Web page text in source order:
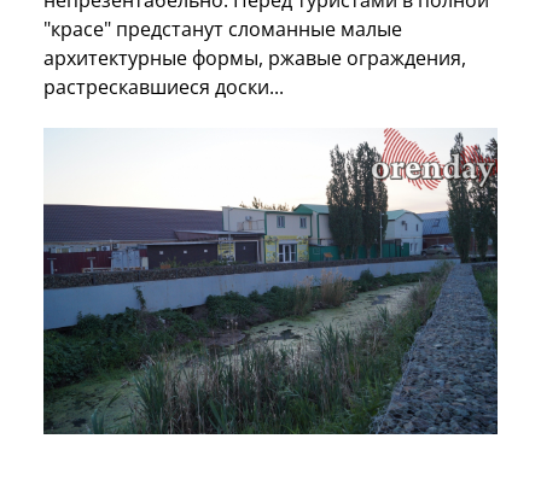
"красе" предстанут сломанные малые
архитектурные формы, ржавые ограждения,
растрескавшиеся доски...